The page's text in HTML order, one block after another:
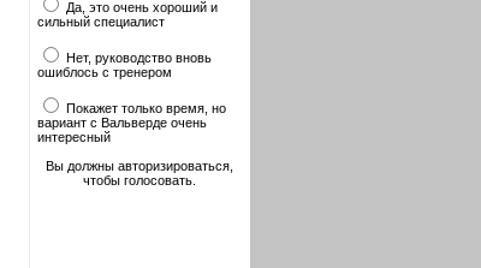
Да, это очень хороший и
сильный специалист
Нет, руководство вновь
ошиблось с тренером
Покажет только время, но
вариант с Вальверде очень
интересный
Вы должны авторизироваться,
чтобы голосовать.